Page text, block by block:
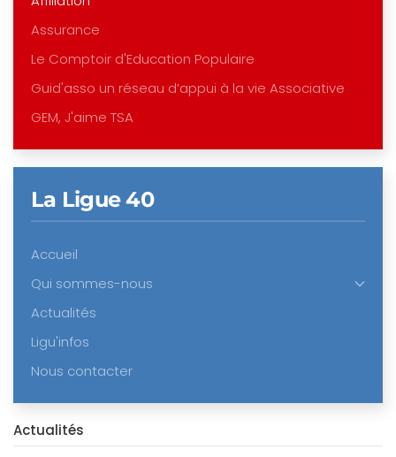
Assurance
Le Comptoir d'Education Populaire
Guid'asso un réseau d’appui à la vie Associative
GEM, J'aime TSA
La Ligue 40
Accueil
Qui sommes-nous
Actualités
Ligu'infos
Nous contacter
Actualités